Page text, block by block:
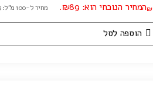
₪המחיר הנוכחי הוא: ₪89. מחיר ל-100 מ"ל: ₪59.33
הוספה לסל